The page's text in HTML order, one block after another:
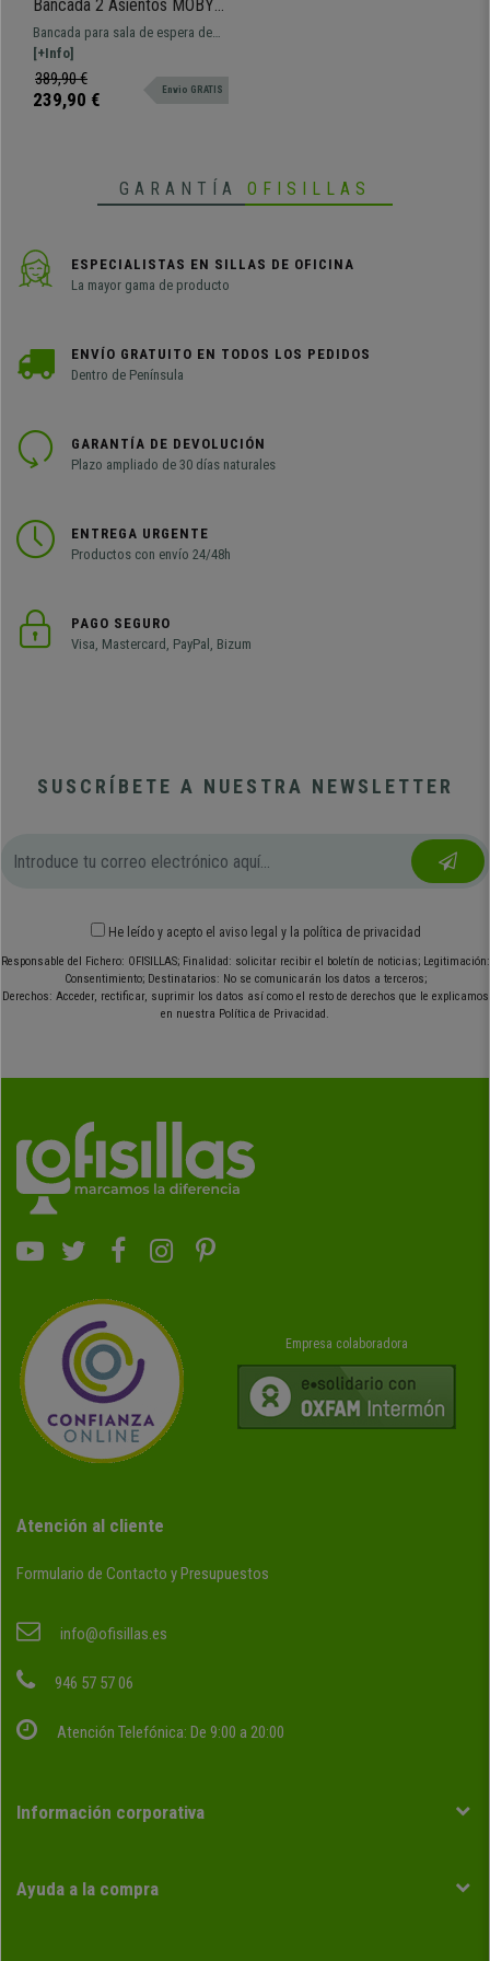
Bancada 2 Asientos MOBY
PIEL, Estructura Metal, Gran
Acolchado, Naranja
Bancada para sala de espera de
108x50 cm con estructura
metálica. Muy resistente, gran
comodidad y grueso acolchado
[+Info]
389,90 €
239,90 € Envio GRATIS
GARANTÍA OFISILLAS
ESPECIALISTAS EN SILLAS DE OFICINA
La mayor gama de producto
ENVÍO GRATUITO EN TODOS LOS PEDIDOS
Dentro de Península
GARANTÍA DE DEVOLUCIÓN
Plazo ampliado de 30 días naturales
ENTREGA URGENTE
Productos con envío 24/48h
PAGO SEGURO
Visa, Mastercard, PayPal, Bizum
SUSCRÍBETE A NUESTRA NEWSLETTER
He leído y acepto el aviso legal y la política de privacidad
Responsable del Fichero: OFISILLAS; Finalidad: solicitar recibir el boletín de noticias; Legitimación:
Consentimiento; Destinatarios: No se comunicarán los datos a terceros;
Derechos: Acceder, rectificar, suprimir los datos así como el resto de derechos que le explicamos
en nuestra Política de Privacidad.
Empresa colaboradora
Atención al cliente
Formulario de Contacto y Presupuestos
info@ofisillas.es
946 57 57 06
Atención Telefónica: De 9:00 a 20:00
Información corporativa
Ayuda a la compra